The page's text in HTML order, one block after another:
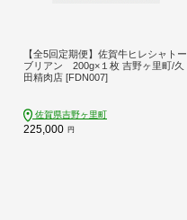
【全5回定期便】佐賀牛ヒレシャトー
ブリアン 200g×１枚 吉野ヶ里町/久
田精肉店 [FDN007]
佐賀県吉野ヶ里町
225,000 円